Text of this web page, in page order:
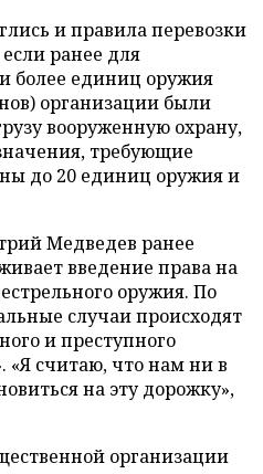
и правила перевозки
ранее для
более единиц оружия
организации были
вооруженную охрану,
требующие
до 20 единиц оружия и
Медведев ранее
введение права на
оружия. По
случаи происходят
и преступного
«Я считаю, что нам ни в
на эту дорожку»,
организации